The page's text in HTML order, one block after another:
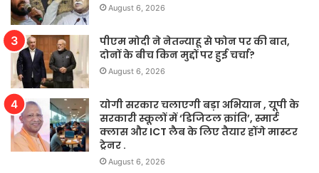
August 6, 2026
पीएम मोदी ने नेतन्याहू से फोन पर की बात,
दोनों के बीच किन मुद्दों पर हुई चर्चा?
August 6, 2026
योगी सरकार चलाएगी बड़ा अभियान , यूपी के
सरकारी स्कूलों में ‘डिजिटल क्रांति’, स्मार्ट
क्लास और ICT लैब के लिए तैयार होंगे मास्टर
ट्रेनर .
August 6, 2026